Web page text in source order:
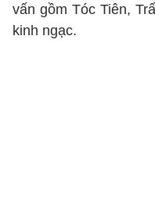
vấn gồm Tóc Tiên,
kinh ngạc.